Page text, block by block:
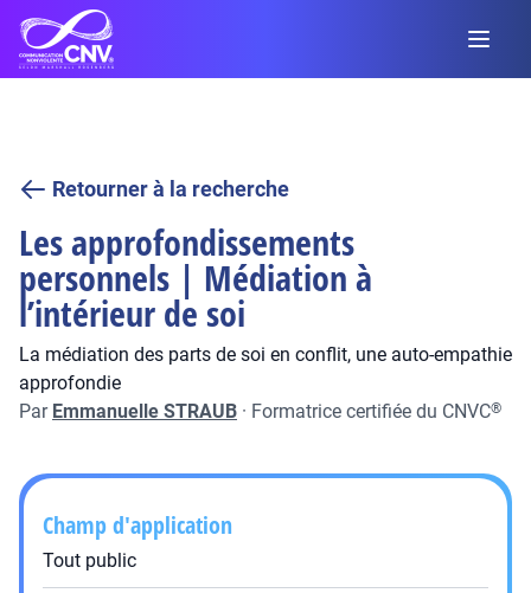
Retourner à la recherche
Les approfondissements
personnels | Médiation à
l’intérieur de soi
La médiation des parts de soi en conflit, une auto-empathie
approfondie
Par Emmanuelle STRAUB · Formatrice certifiée du CNVC®
Champ d'application
Tout public